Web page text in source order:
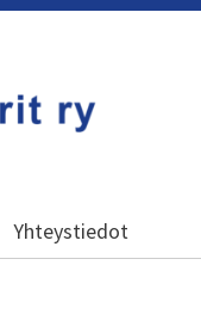
Yhteystiedot